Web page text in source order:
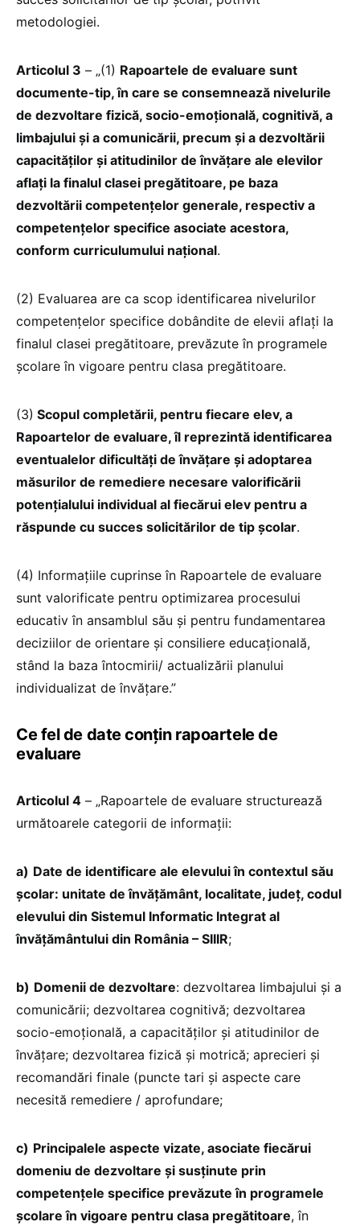
metodologiei.
Articolul 3 – „(1) Rapoartele de evaluare sunt
documente-tip, în care se consemnează nivelurile
de dezvoltare fizică, socio-emoțională, cognitivă, a
limbajului și a comunicării, precum și a dezvoltării
capacităților și atitudinilor de învățare ale elevilor
aflați la finalul clasei pregătitoare, pe baza
dezvoltării competențelor generale, respectiv a
competențelor specifice asociate acestora,
conform curriculumului național.
(2) Evaluarea are ca scop identificarea nivelurilor
competențelor specifice dobândite de elevii aflați la
finalul clasei pregătitoare, prevăzute în programele
școlare în vigoare pentru clasa pregătitoare.
(3) Scopul completării, pentru fiecare elev, a
Rapoartelor de evaluare, îl reprezintă identificarea
eventualelor dificultăți de învățare și adoptarea
măsurilor de remediere necesare valorificării
potențialului individual al fiecărui elev pentru a
răspunde cu succes solicitărilor de tip școlar.
(4) Informațiile cuprinse în Rapoartele de evaluare
sunt valorificate pentru optimizarea procesului
educativ în ansamblul său și pentru fundamentarea
deciziilor de orientare și consiliere educațională,
stând la baza întocmirii/ actualizării planului
individualizat de învățare.”
Ce fel de date conțin rapoartele de
evaluare
Articolul 4 – „Rapoartele de evaluare structurează
următoarele categorii de informații:
a) Date de identificare ale elevului în contextul său
școlar: unitate de învățământ, localitate, județ, codul
elevului din Sistemul Informatic Integrat al
învățământului din România – SIIIR;
b) Domenii de dezvoltare: dezvoltarea limbajului și a
comunicării; dezvoltarea cognitivă; dezvoltarea
socio-emoțională, a capacităților și atitudinilor de
învățare; dezvoltarea fizică și motrică; aprecieri și
recomandări finale (puncte tari și aspecte care
necesită remediere / aprofundare;
c) Principalele aspecte vizate, asociate fiecărui
domeniu de dezvoltare și susținute prin
competențele specifice prevăzute în programele
școlare în vigoare pentru clasa pregătitoare, în